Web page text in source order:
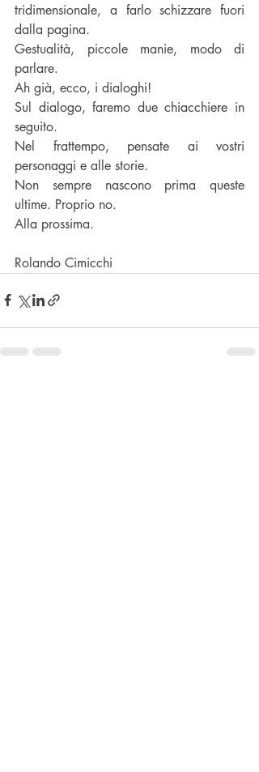
tridimensionale, a farlo schizzare fuori
dalla pagina.
Gestualità, piccole manie, modo di
parlare.
Ah già, ecco, i dialoghi!
Sul dialogo, faremo due chiacchiere in
seguito.
Nel frattempo, pensate ai vostri
personaggi e alle storie.
Non sempre nascono prima queste
ultime. Proprio no.
Alla prossima.
Rolando Cimicchi